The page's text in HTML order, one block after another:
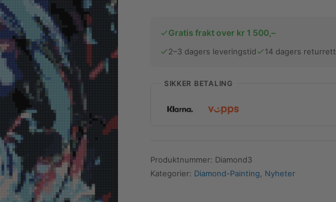
antallGratis frakt over kr 1 500,–
2–3 dagers leveringstid 14 dagers returrett
SIKKER BETALING
Produktnummer: Diamond3
Kategorier: Diamond-Painting Nyheter